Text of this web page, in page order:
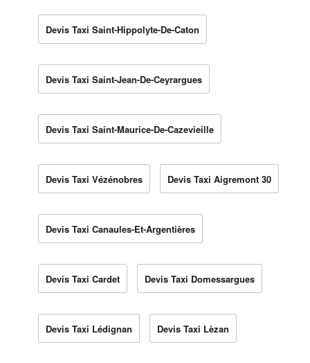
Devis Taxi Saint-Hippolyte-De-Caton
Devis Taxi Saint-Jean-De-Ceyrargues
Devis Taxi Saint-Maurice-De-Cazevieille
Devis Taxi Vézénobres Devis Taxi Aigremont 30
Devis Taxi Canaules-Et-Argentières
Devis Taxi Cardet Devis Taxi Domessargues
Devis Taxi Lédignan Devis Taxi Lèzan